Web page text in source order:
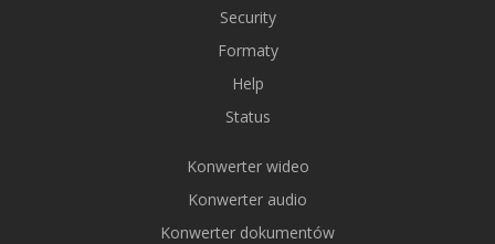
Security
Formaty
Help
Status
Konwerter wideo
Konwerter audio
Konwerter dokumentów